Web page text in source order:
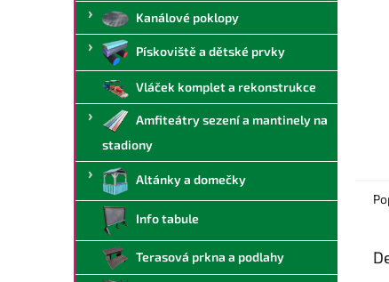
Kanálové poklopy
Pískoviště a dětské prvky
Vláček komplet a rekonstrukce
Amfiteátry sezení a mantinely na
stadiony
Altánky a domečky
Info tabule
Terasová prkna a podlahy